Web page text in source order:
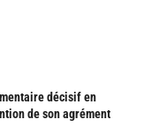
décisif en
de son agrément